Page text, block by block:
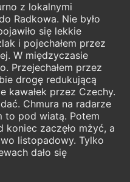
z lokalnymi
Radkowa. Nie było
się lekkie
i pojechałem przez
W międzyczasie
Przejechałem przez
drogę redukującą
kawałek przez Czechy.
Chmura na radarze
to pod wiatą. Potem
koniec zaczęło mżyć, a
listopadowy. Tylko
dało się